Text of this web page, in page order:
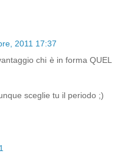
2011 17:37
chi è in forma QUEL
sceglie tu il periodo ;)